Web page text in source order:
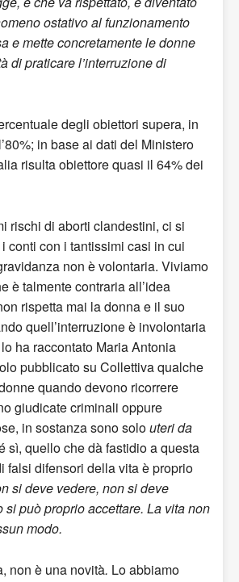
ostativo al funzionamento
e mette concretamente le donne
di praticare l’interruzione di
degli obiettori supera, in
in base ai dati del Ministero
risulta obiettore quasi il 64% dei
rischi di aborti clandestini, ci si
conti con i tantissimi casi in cui
non è volontaria. Viviamo
è talmente contraria all’idea
rispetta mai la donna e il suo
quell’interruzione è involontaria
ha raccontato Maria Antonia
pubblicato su Collettiva qualche
quando devono ricorrere
giudicate criminali oppure
in sostanza sono solouteri da
sì, quello che dà fastidio a questa
falsi difensori della vita è proprio
si deve vedere, non si deve
si può proprio accettare. La vita non
modo.
non è una novità. Lo abbiamo